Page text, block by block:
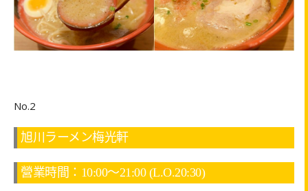
No.2
旭川ラーメン梅光軒
營業時間：10:00～21:00 (L.O.20:30)